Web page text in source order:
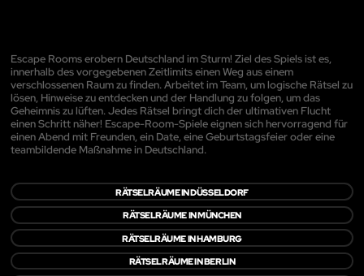
Escape Rooms erobern Deutschland im Sturm! Ziel des Spiels ist es,
innerhalb des vorgegebenen Zeitlimits einen Weg aus einem
verschlossenen Raum zu finden. Arbeitet im Team, um logische Rätsel zu
lösen, Hinweise zu entdecken und der Handlung zu folgen, um das
Geheimnis zu lüften. Jedes Rätsel bringt dich der ultimativen Flucht
einen Schritt näher! Escape-Room-Spiele eignen sich hervorragend für
einen Abend mit Freunden, ein Date, eine Geburtstagsfeier oder eine
teambildende Maßnahme in Deutschland.
RÄTSELRÄUME IN DÜSSELDORF
RÄTSELRÄUME IN MÜNCHEN
RÄTSELRÄUME IN HAMBURG
RÄTSELRÄUME IN BERLIN